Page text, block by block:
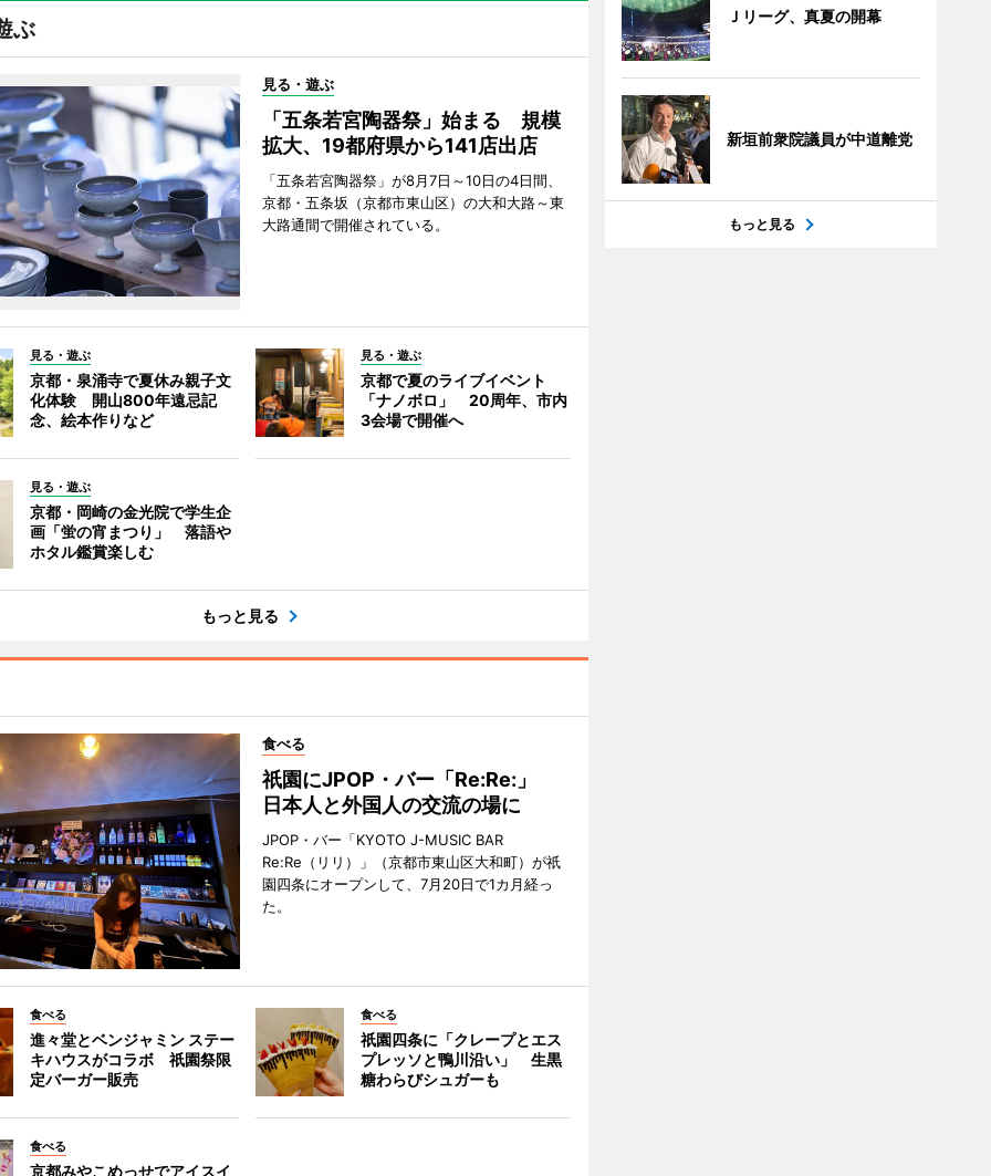
ぶ
見る・遊ぶ
「五条若宮陶器祭」始まる 規模
拡大、19都府県から141店出店
「五条若宮陶器祭」が8月7日～10日の4日間、
京都・五条坂（京都市東山区）の大和大路～東
大路通間で開催されている。
見る・遊ぶ
京都・泉涌寺で夏休み親子文
化体験 開山800年遠忌記
念、絵本作りなど
見る・遊ぶ
京都で夏のライブイベント
「ナノボロ」 20周年、市内
3会場で開催へ
見る・遊ぶ
京都・岡崎の金光院で学生企
画「蛍の宵まつり」 落語や
ホタル鑑賞楽しむ
もっと見る
食べる
祇園にJPOP・バー「Re:Re:」
日本人と外国人の交流の場に
JPOP・バー「KYOTO J-MUSIC BAR
Re:Re（リリ）」（京都市東山区大和町）が祇
園四条にオープンして、7月20日で1カ月経っ
た。
食べる
進々堂とベンジャミン ステー
キハウスがコラボ 祇園祭限
定バーガー販売
食べる
祇園四条に「クレープとエス
プレッソと鴨川沿い」 生黒
糖わらびシュガーも
食べる
京都みやこめっせでアイスイ
Ｊリーグ、真夏の開幕
新垣前衆院議員が中道離党
もっと見る